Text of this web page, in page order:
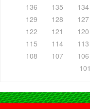
136
135 134
129
128 127
122
121 120
115
114 113
108
107 106
101